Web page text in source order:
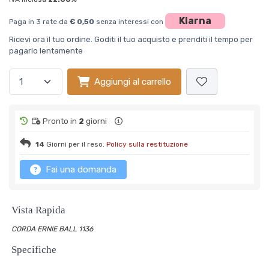
Paga in 3 rate da € 0,50 senza interessi con Klarna
Ricevi ora il tuo ordine. Goditi il tuo acquisto e prenditi il tempo per
pagarlo lentamente
Aggiungi al carrello
Pronto in 2 giorni
14 Giorni per il reso. Policy sulla restituzione
Fai una domanda
Vista Rapida
CORDA ERNIE BALL 1136
Specifiche